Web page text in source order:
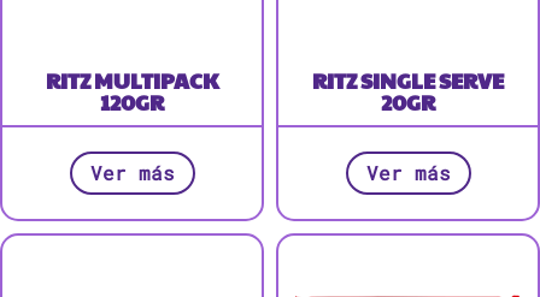
RITZ MULTIPACK
120GR
Ver más
RITZ SINGLE SERVE
20GR
Ver más